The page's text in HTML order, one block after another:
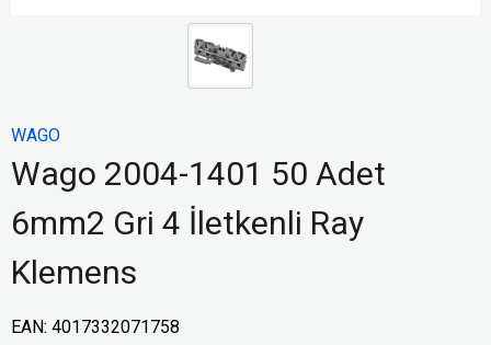
WAGO
Wago 2004-1401 50 Adet
6mm2 Gri 4 İletkenli Ray
Klemens
EAN: 4017332071758